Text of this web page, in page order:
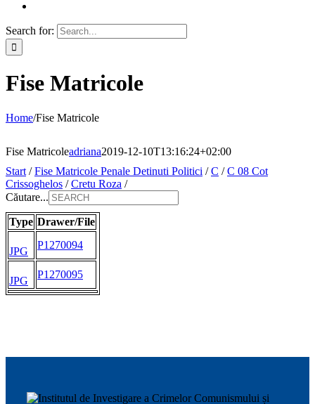
Search for:
Fise Matricole
Home/Fise Matricole
Fise Matricoleadriana2019-12-10T13:16:24+02:00
Start /Fise Matricole Penale Detinuti Politici /C /C 08 Cot
Crissoghelos /Cretu Roza /
Căutare...
Type Drawer/File
JPG
P1270094
JPG
P1270095